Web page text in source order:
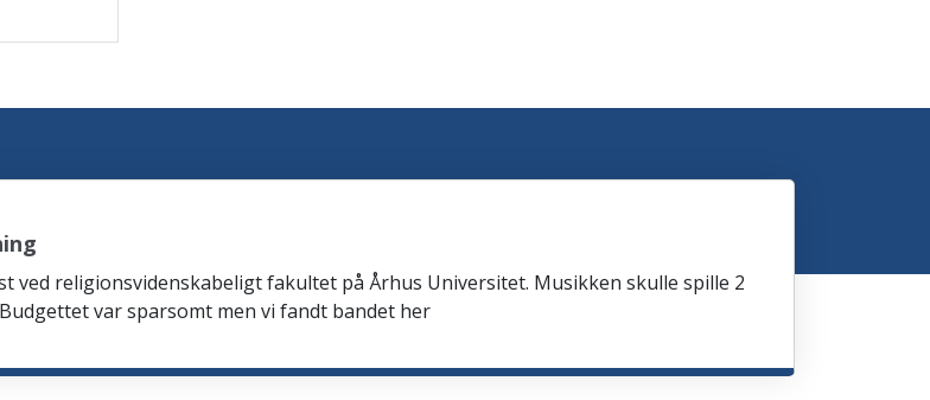
ved religionsvidenskabeligt fakultet på Århus Universitet. Musikken skulle spille 2
var sparsomt men vi fandt bandet her